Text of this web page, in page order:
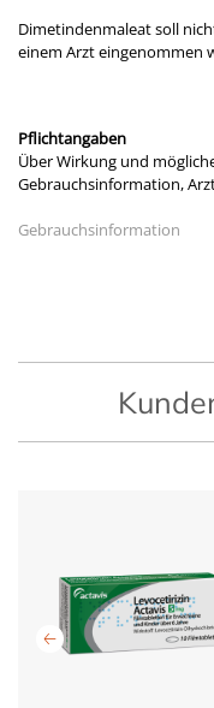
Dimetindenmaleat soll
einem Arzt eingenommen
Pflichtangaben
Über Wirkung und
Gebrauchsinformation,
Gebrauchsinformation